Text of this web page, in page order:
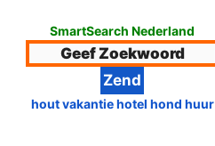
SmartSearch Nederland
hout vakantie hotel hond huur